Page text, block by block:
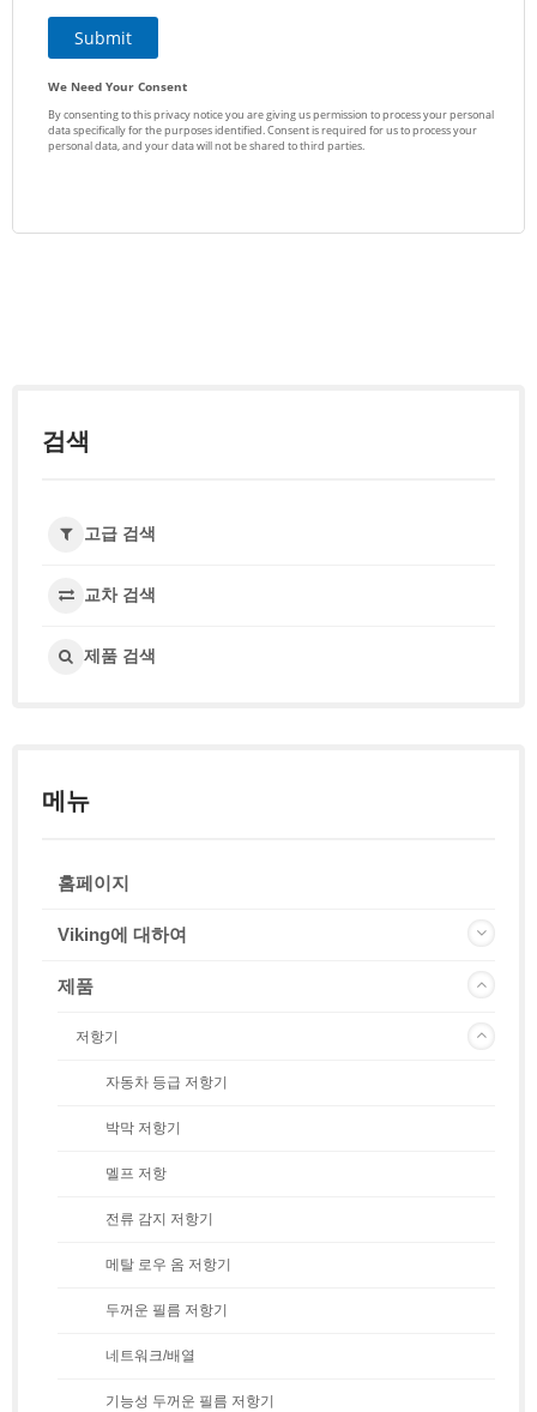
검색
고급 검색
교차 검색
제품 검색
메뉴
홈페이지
Viking에 대하여
제품
저항기
자동차 등급 저항기
박막 저항기
멜프 저항
전류 감지 저항기
메탈 로우 옴 저항기
두꺼운 필름 저항기
네트워크/배열
기능성 두꺼운 필름 저항기